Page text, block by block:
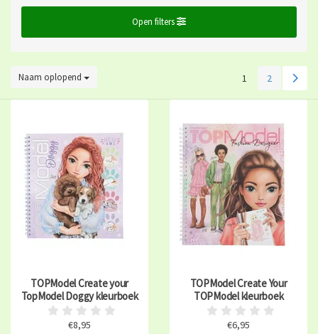
Open filters
Naam oplopend 1 2
TOPModel Create your
TopModel Doggy kleurboek
€8,95
TOPModel Create Your
TOPModel kleurboek
€6,95